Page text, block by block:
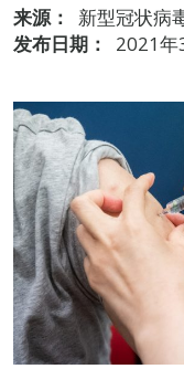
来源：
新型冠状病
发布日期：
2021年